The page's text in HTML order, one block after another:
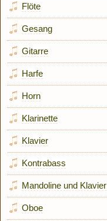
Flöte
Gesang
Gitarre
Harfe
Horn
Klarinette
Klavier
Kontrabass
Mandoline und Klavier
Oboe